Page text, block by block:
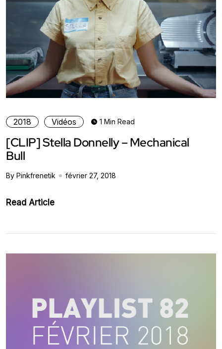
2018 Vidéos 1 Min Read
[CLIP] Stella Donnelly – Mechanical
Bull
By Pinkfrenetik février 27, 2018
Read Article